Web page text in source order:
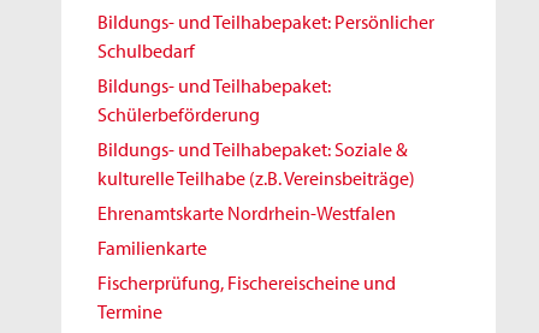
Bildungs- und Teilhabepaket: Persönlicher
Schulbedarf
Bildungs- und Teilhabepaket:
Schülerbeförderung
Bildungs- und Teilhabepaket: Soziale &
kulturelle Teilhabe (z.B. Vereinsbeiträge)
Ehrenamtskarte Nordrhein-Westfalen
Familienkarte
Fischerprüfung, Fischereischeine und
Termine